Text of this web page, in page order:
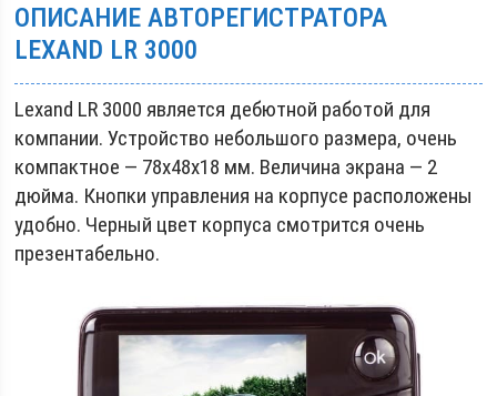
ОПИСАНИЕ АВТОРЕГИСТРАТОРА
LEXAND LR 3000
Lexand LR 3000 является дебютной работой для
компании. Устройство небольшого размера, очень
компактное — 78х48х18 мм. Величина экрана — 2
дюйма. Кнопки управления на корпусе расположены
удобно. Черный цвет корпуса смотрится очень
презентабельно.